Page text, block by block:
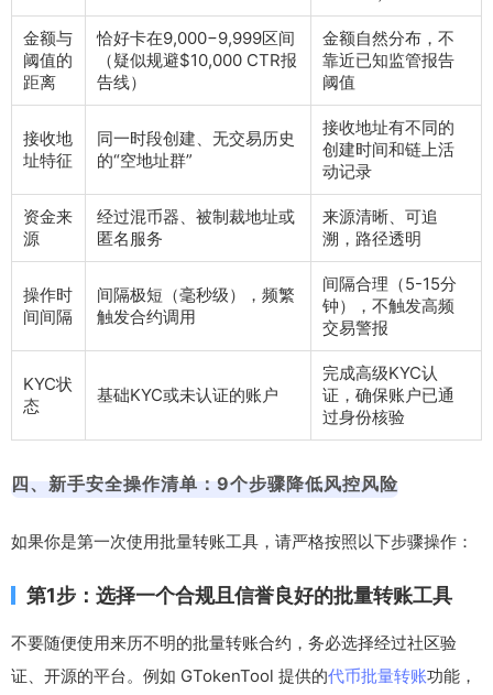
金额与
阈值的
距离
恰好卡在9,000−9,999区间
（疑似规避$10,000 CTR报
告线）
金额自然分布，不
靠近已知监管报告
阈值
接收地
址特征
同一时段创建、无交易历史
的“空地址群”
接收地址有不同的
创建时间和链上活
动记录
资金来
源
经过混币器、被制裁地址或
匿名服务
来源清晰、可追
溯，路径透明
操作时
间间隔
间隔极短（毫秒级），频繁
触发合约调用
间隔合理（5-15分
钟），不触发高频
交易警报
KYC状
态
基础KYC或未认证的账户
完成高级KYC认
证，确保账户已通
过身份核验
四、新手安全操作清单：9个步骤降低风控风险
如果你是第一次使用批量转账工具，请严格按照以下步骤操作：
第1步：选择一个合规且信誉良好的批量转账工具
不要随便使用来历不明的批量转账合约，务必选择经过社区验
证、开源的平台。例如 GTokenTool 提供的代币批量转账功能，